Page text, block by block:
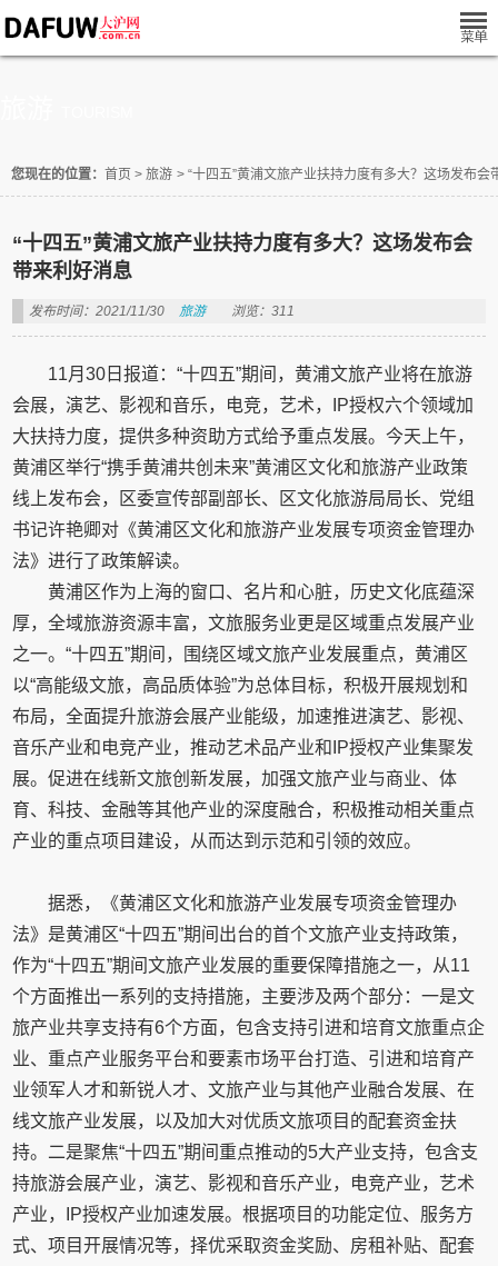
您现在的位置： 首页 > 旅游 > “十四五”黄浦文旅产业扶持力度有多大？这场发布会
“十四五”黄浦文旅产业扶持力度有多大？这场发布会
带来利好消息
发布时间：2021/11/30 旅游 浏览：311
11月30日报道：“十四五”期间，黄浦文旅产业将在旅游
会展，演艺、影视和音乐，电竞，艺术，IP授权六个领域加
大扶持力度，提供多种资助方式给予重点发展。今天上午，
黄浦区举行“携手黄浦共创未来”黄浦区文化和旅游产业政策
线上发布会，区委宣传部副部长、区文化旅游局局长、党组
书记许艳卿对《黄浦区文化和旅游产业发展专项资金管理办
法》进行了政策解读。
黄浦区作为上海的窗口、名片和心脏，历史文化底蕴深
厚，全域旅游资源丰富，文旅服务业更是区域重点发展产业
之一。“十四五”期间，围绕区域文旅产业发展重点，黄浦区
以“高能级文旅，高品质体验”为总体目标，积极开展规划和
布局，全面提升旅游会展产业能级，加速推进演艺、影视、
音乐产业和电竞产业，推动艺术品产业和IP授权产业集聚发
展。促进在线新文旅创新发展，加强文旅产业与商业、体
育、科技、金融等其他产业的深度融合，积极推动相关重点
产业的重点项目建设，从而达到示范和引领的效应。
据悉，《黄浦区文化和旅游产业发展专项资金管理办
法》是黄浦区“十四五”期间出台的首个文旅产业支持政策，
作为“十四五”期间文旅产业发展的重要保障措施之一，从11
个方面推出一系列的支持措施，主要涉及两个部分：一是文
旅产业共享支持有6个方面，包含支持引进和培育文旅重点企
业、重点产业服务平台和要素市场平台打造、引进和培育产
业领军人才和新锐人才、文旅产业与其他产业融合发展、在
线文旅产业发展，以及加大对优质文旅项目的配套资金扶
持。二是聚焦“十四五”期间重点推动的5大产业支持，包含支
持旅游会展产业，演艺、影视和音乐产业，电竞产业，艺术
产业，IP授权产业加速发展。根据项目的功能定位、服务方
式、项目开展情况等，择优采取资金奖励、房租补贴、配套